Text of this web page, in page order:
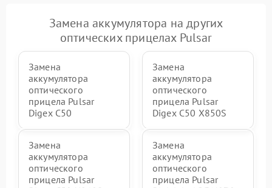
Замена аккумулятора на других
оптических прицелах Pulsar
Замена
аккумулятора
оптического
прицела Pulsar
Digex C50
Замена
аккумулятора
оптического
прицела Pulsar
Digex C50 X850S
Замена
аккумулятора
оптического
прицела Pulsar
Замена
аккумулятора
оптического
прицела Pulsar